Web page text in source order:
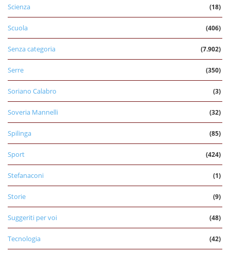
Scienza (18)
Scuola (406)
Senza categoria (7.902)
Serre (350)
Soriano Calabro (3)
Soveria Mannelli (32)
Spilinga (85)
Sport (424)
Stefanaconi (1)
Storie (9)
Suggeriti per voi (48)
Tecnologia (42)